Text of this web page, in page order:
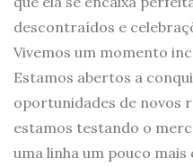
descontraídos e
Vivemos um momento
Estamos abertos a
oportunidades de novos
estamos testando o
uma linha um pouco mais